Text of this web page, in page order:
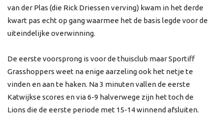
van der Plas (die Rick Driessen verving) kwam in het derde
kwart pas echt op gang waarmee het de basis legde voor de
uiteindelijke overwinning.
De eerste voorsprong is voor de thuisclub maar Sportiff
Grasshoppers weet na enige aarzeling ook het netje te
vinden en aan te haken. Na 3 minuten vallen de eerste
Katwijkse scores en via 6-9 halverwege zijn het toch de
Lions die de eerste periode met 15-14 winnend afsluiten.